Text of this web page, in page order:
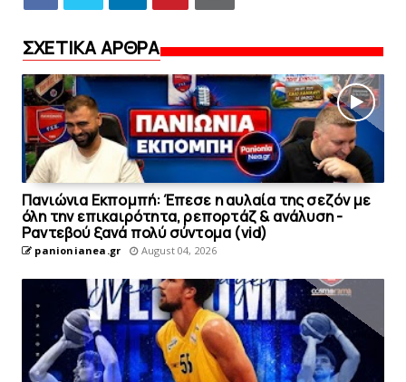
ΣΧΕΤΙΚΑ ΑΡΘΡΑ
Πανιώνια Εκπομπή: Έπεσε η αυλαία της σεζόν με
όλη την επικαιρότητα, ρεπορτάζ & ανάλυση -
Ραντεβού ξανά πολύ σύντομα (vid)
panionianea.gr August 04, 2026